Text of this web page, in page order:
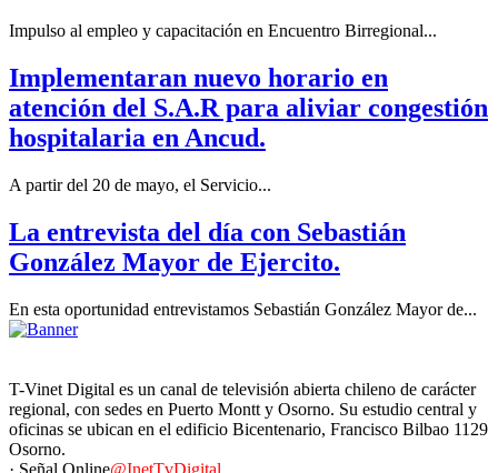
Impulso al empleo y capacitación en Encuentro Birregional...
Implementaran nuevo horario en
atención del S.A.R para aliviar congestión
hospitalaria en Ancud.
A partir del 20 de mayo, el Servicio...
La entrevista del día con Sebastián
González Mayor de Ejercito.
En esta oportunidad entrevistamos Sebastián González Mayor de...
T-Vinet Digital es un canal de televisión abierta chileno de carácter
regional, con sedes en Puerto Montt y Osorno. Su estudio central y
oficinas se ubican en el edificio Bicentenario, Francisco Bilbao 1129
Osorno.
· Señal Online@InetTvDigital